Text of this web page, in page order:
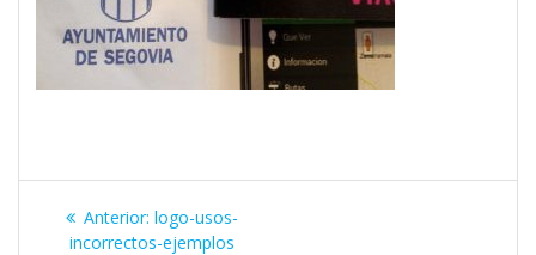
Navegación
Anterior: Entrada
anterior:
logo-usos-
incorrectos-ejemplos